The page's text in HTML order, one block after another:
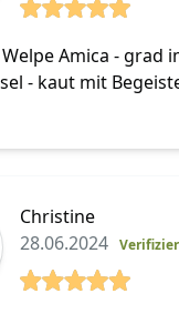
Amica - grad
- kaut mit
Christine
28.06.2024